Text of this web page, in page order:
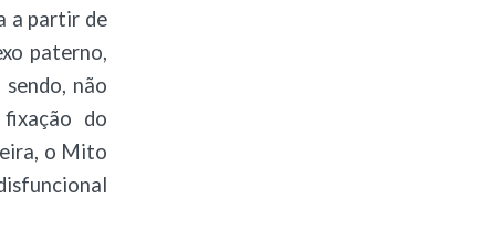
a partir de
paterno,
não
do
o Mito